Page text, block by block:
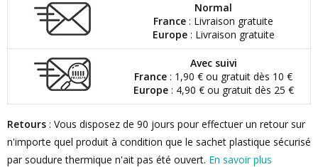
Normal
France : Livraison gratuite
Europe: Livraison gratuite
Avec suivi
France : 1,90 € ou gratuit dès 10 €
Europe: 4,90 € ou gratuit dès 25 €
Retours : Vous disposez de 90 jours pour effectuer un retour sur
n'importe quel produit à condition que le sachet plastique sécurisé
par soudure thermique n'ait pas été ouvert. En savoir plus